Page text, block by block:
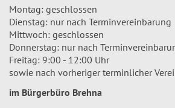
Montag: geschlossen
Dienstag: nur nach Terminvereinbarung
Mittwoch: geschlossen
Donnerstag: nur nach
Freitag: 9:00 - 12:00 Uhr
sowie nach vorheriger terminlicher
im Bürgerbüro Brehna